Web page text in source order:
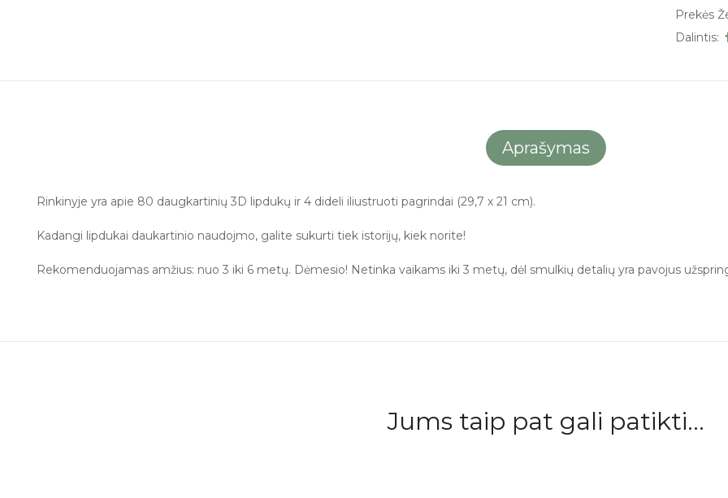
Prekės
Dalintis:
Aprašymas
Rinkinyje yra apie 80 daugkartinių 3D lipdukų ir 4 dideli iliustruoti pagrindai (29,7 x 21 cm).
Kadangi lipdukai daukartinio naudojmo, galite sukurti tiek istorijų, kiek norite!
Rekomenduojamas amžius: nuo 3 iki 6 metų. Dėmesio! Netinka vaikams iki 3 metų, dėl smulkių detalių yra pavojus
Jums taip pat gali patikti...